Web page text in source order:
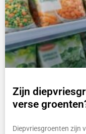
Zijn
verse
Diepvriesgroenten zijn